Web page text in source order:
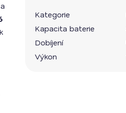
Kategorie
Kapacita baterie
Dobíjení
Výkon